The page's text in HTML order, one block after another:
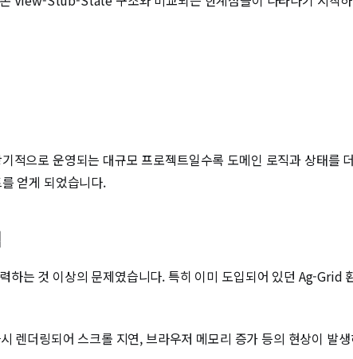
적으로 운영되는 대규모 프로젝트일수록 도메인 로직과 상태
얻게 되었습니다.
하는 것 이상의 문제였습니다. 특히 이미 도입되어 있던 Ag-Grid
렌더링되어 스크롤 지연, 브라우저 메모리 증가 등의 현상이 발